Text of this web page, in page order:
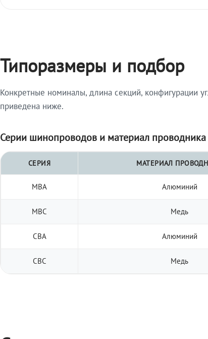
Типоразмеры и подбор
Конкретные номиналы, длина секций, конфигурации
приведена ниже.
Серии шинопроводов и материал проводника
СЕРИЯ МАТЕРИАЛ
МВА Алюминий
МВС Медь
СВА Алюминий
СВС Медь